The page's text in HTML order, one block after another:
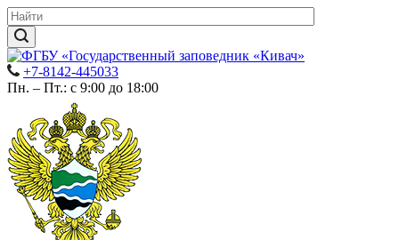
+7-8142-445033
Пн. – Пт.: с 9:00 до 18:00